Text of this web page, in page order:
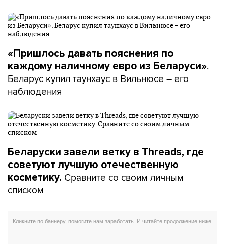
«Пришлось давать пояснения по
каждому наличному евро из Беларуси».
Беларус купил таунхаус в Вильнюсе – его
наблюдения
Беларуски завели ветку в Threads, где
советуют лучшую отечественную
косметику. Сравните со своим личным
списком